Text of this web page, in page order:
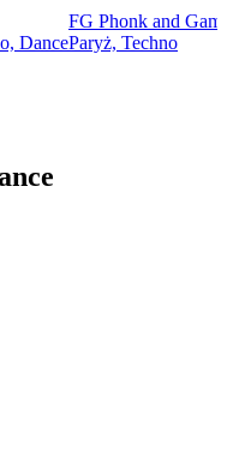
Dance
FG Phonk and
Paryż, Techno